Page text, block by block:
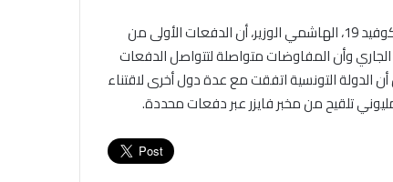
أفاد مدير معهد باستور ورئيس لجنة قيادة الحملة الوطنية للتلقيح ضد كوفيد 19، الهاشمي الوزير، أن الدفعات الأولى من
وأن المفاوضات متواصلة لتتواصل الدفعات
التونسية اتفقت مع عدة دول أخرى لاقتناء